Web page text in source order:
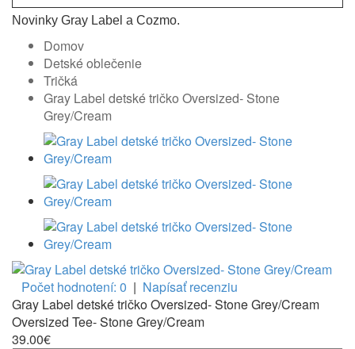
Novinky Gray Label a Cozmo.
Domov
Detské oblečenie
Tričká
Gray Label detské tričko Oversized- Stone
Grey/Cream
Počet hodnotení: 0 | Napísať recenziu
Gray Label detské tričko Oversized- Stone Grey/Cream
Oversized Tee- Stone Grey/Cream
39.00€